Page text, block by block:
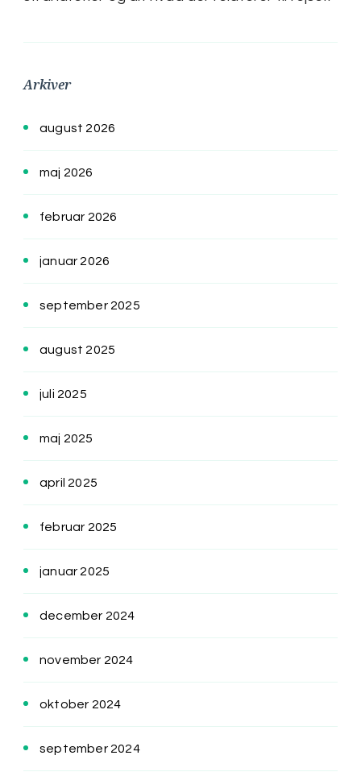
Arkiver
august 2026
maj 2026
februar 2026
januar 2026
september 2025
august 2025
juli 2025
maj 2025
april 2025
februar 2025
januar 2025
december 2024
november 2024
oktober 2024
september 2024